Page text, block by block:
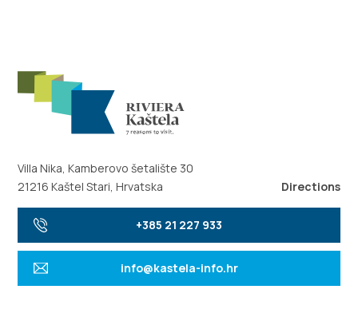
Villa Nika, Kamberovo šetalište 30
21216 Kaštel Stari, Hrvatska
Directions
+385 21 227 933
info@kastela-info.hr